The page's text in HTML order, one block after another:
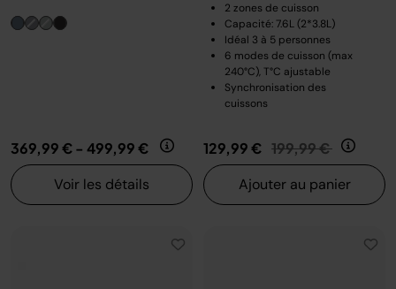
369,99 €- 499,99 €
Voir les détails
2 zones de cuisson
Capacité: 7.6L (2*3.8L)
Idéal 3 à 5 personnes
6 modes de cuisson (max
240°C), T°C ajustable
Synchronisation des
cuissons
129,99 € Prix réduit de
199,99 € au
Ajouter au panier